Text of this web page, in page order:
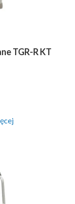
TGR-R KT